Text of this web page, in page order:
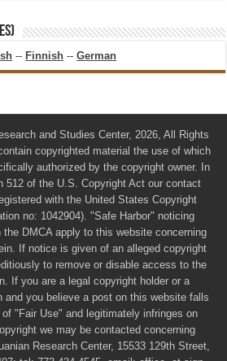
--Finnish --German
and Studies Center, 2026, All Rights
copyrighted material the use of which
authorized by the copyright owner. In
512 of the U.S. Copyright Act our contact
with the United States Copyright
no: 1042904). "Safe Harbor" noticing
the DMCA apply to this website concerning
If notice is given of an alleged copyright
to remove or disable access to the
If you are a legal copyright holder or a
and you believe a post on this website falls
"Fair Use" and legitimately infringes on
we may be contacted concerning
Research Center, 15533 129th Street,